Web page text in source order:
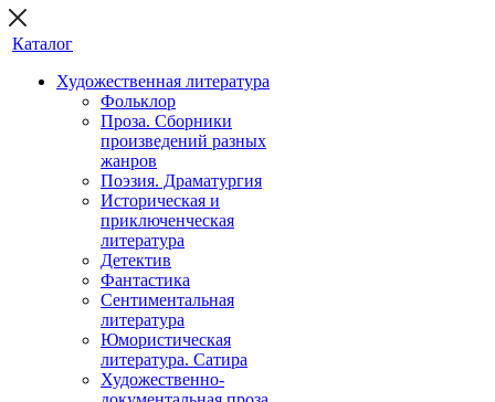
Каталог
Художественная литература
Фольклор
Проза. Сборники
произведений разных
жанров
Поэзия. Драматургия
Историческая и
приключенческая
литература
Детектив
Фантастика
Сентиментальная
литература
Юмористическая
литература. Сатира
Художественно-